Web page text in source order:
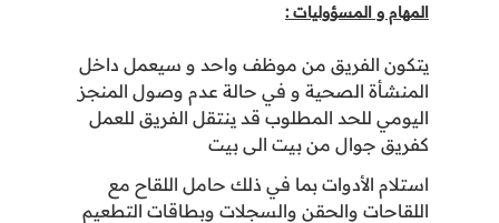
المهام و المسؤوليات :
يتكون الفريق من موظف واحد و سيعمل داخل
المنشأة الصحية و في حالة عدم وصول المنجز
اليومي للحد المطلوب قد ينتقل الفريق للعمل
كفريق جوال من بيت الى بيت
استلام الأدوات بما في ذلك حامل اللقاح مع
اللقاحات والحقن والسجلات وبطاقات التطعيم